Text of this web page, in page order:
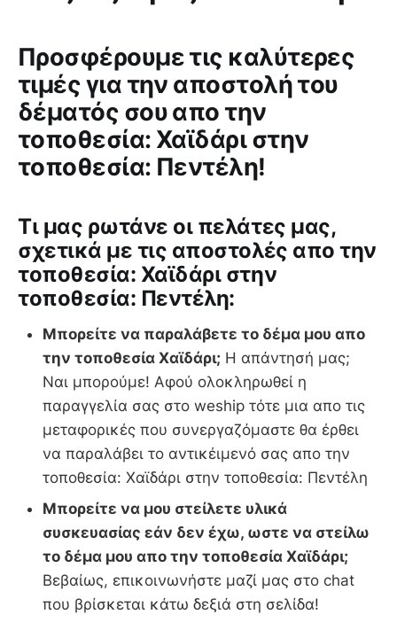
Προσφέρουμε τις καλύτερες
τιμές για την αποστολή του
δέματός σου απο την
τοποθεσία: Χαϊδάρι στην
τοποθεσία: Πεντέλη!
Tι μας ρωτάνε οι πελάτες μας,
σχετικά με τις αποστολές απο την
τοποθεσία: Χαϊδάρι στην
τοποθεσία: Πεντέλη:
Μπορείτε να παραλάβετε το δέμα μου απο
την τοποθεσία Χαϊδάρι; Η απάντησή μας;
Ναι μπορούμε! Αφού ολοκληρωθεί η
παραγγελία σας στο weship τότε μια απο τις
μεταφορικές που συνεργαζόμαστε θα έρθει
να παραλάβει το αντικέιμενό σας απο την
τοποθεσία: Χαϊδάρι στην τοποθεσία: Πεντέλη
Μπορείτε να μου στείλετε υλικά
συσκευασίας εάν δεν έχω, ωστε να στείλω
το δέμα μου απο την τοποθεσία Χαϊδάρι;
Βεβαίως, επικοινωνήστε μαζί μας στο chat
που βρίσκεται κάτω δεξιά στη σελίδα!